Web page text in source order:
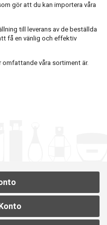
gör att du kan importera våra
till leverans av de beställda
få en vänlig och effektiv
våra sortiment är.